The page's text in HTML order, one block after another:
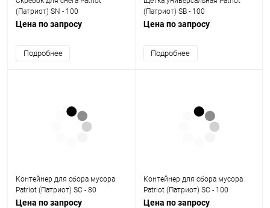
(Патриот) SN - 100
Цена по запросу
Подробнее
(Патриот) SB - 100
Цена по запросу
Подробнее
Контейнер для сбора мусора
Patriot (Патриот) SC - 80
Цена по запросу
Контейнер для сбора мусора
Patriot (Патриот) SC - 100
Цена по запросу